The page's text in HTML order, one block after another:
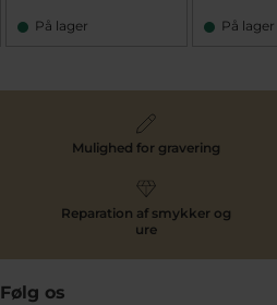
På lager På lager
Mulighed for gravering
Reparation af smykker og
ure
Følg os